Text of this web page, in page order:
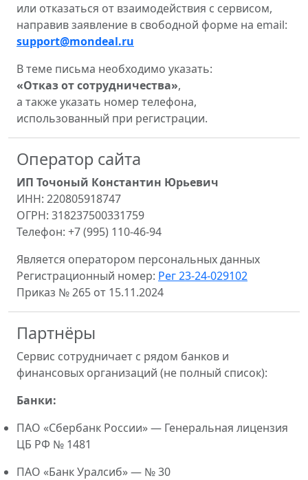
или отказаться от взаимодействия с сервисом,
направив заявление в свободной форме на email:
support@mondeal.ru
В теме письма необходимо указать:
«Отказ от сотрудничества»,
а также указать номер телефона,
использованный при регистрации.
Оператор сайта
ИП Точоный Константин Юрьевич
ИНН: 220805918747
ОГРН: 318237500331759
Телефон: +7 (995) 110-46-94
Является оператором персональных данных
Регистрационный номер: Рег 23-24-029102
Приказ № 265 от 15.11.2024
Партнёры
Сервис сотрудничает с рядом банков и
финансовых организаций (не полный список):
Банки:
ПАО «Сбербанк России» — Генеральная лицензия
ЦБ РФ № 1481
ПАО «Банк Уралсиб» — № 30